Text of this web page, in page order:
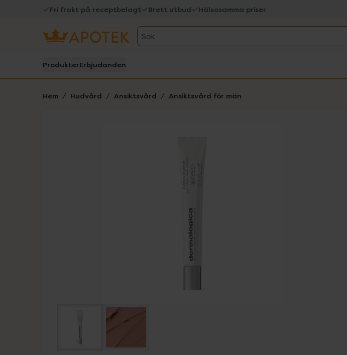
Fri frakt på receptbelagt Brett utbud Hälsosamma priser
Sök
ProdukterErbjudanden
Hem Hudvård Ansiktsvård Ansiktsvård för män